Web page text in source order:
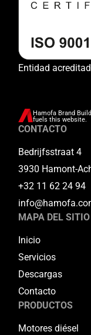
Entidad
Hamofa Brand
fuels this website.
CONTACTO
Bedrijfsstraat 4
3930 Hamont-
+32 11 62 24 94
MAPA DEL SITIO
Inicio
Servicios
Descargas
Contacto
PRODUCTOS
Motores diésel